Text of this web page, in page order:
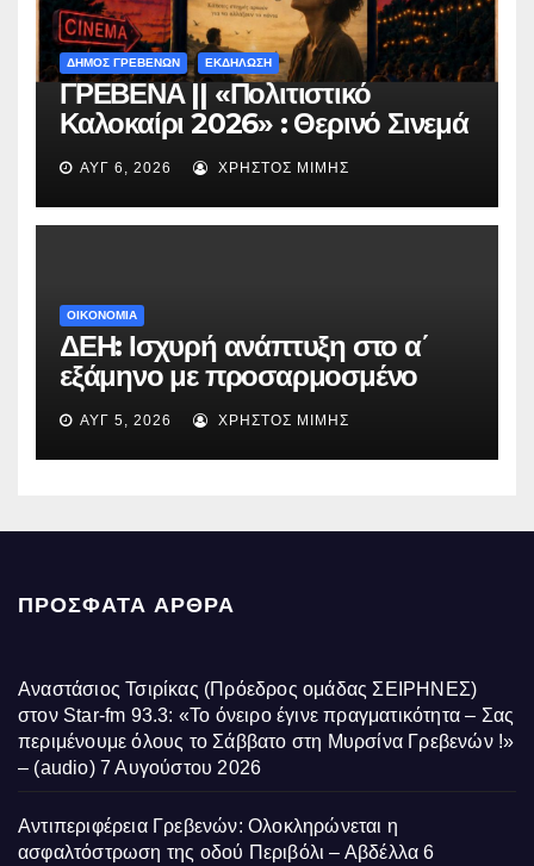
ΔΗΜΟΣ ΓΡΕΒΕΝΩΝ ΕΚΔΗΛΩΣΗ
ΓΡΕΒΕΝΑ || «Πολιτιστικό
Καλοκαίρι 2026» : Θερινό Σινεμά
με την βραβευμένη ταινία
«Μικρές Ανάσες».
ΑΥΓ 6, 2026 ΧΡΉΣΤΟΣ ΜΊΜΗΣ
ΟΙΚΟΝΟΜΙΑ
ΔΕΗ: Ισχυρή ανάπτυξη στο α΄
εξάμηνο με προσαρμοσμένο
EBITDA στα €1,2 δισ.
ΑΥΓ 5, 2026 ΧΡΉΣΤΟΣ ΜΊΜΗΣ
ΠΡΌΣΦΑΤΑ ΆΡΘΡΑ
Αναστάσιος Τσιρίκας (Πρόεδρος ομάδας ΣΕΙΡΗΝΕΣ)
στον Star-fm 93.3: «Το όνειρο έγινε πραγματικότητα – Σας
περιμένουμε όλους το Σάββατο στη Μυρσίνα Γρεβενών !»
– (audio) 7 Αυγούστου 2026
Αντιπεριφέρεια Γρεβενών: Ολοκληρώνεται η
ασφαλτόστρωση της οδού Περιβόλι – Αβδέλλα 6